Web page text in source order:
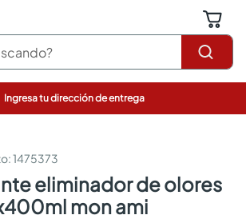
Ingresa tu dirección de entrega
:1475373
mon ami